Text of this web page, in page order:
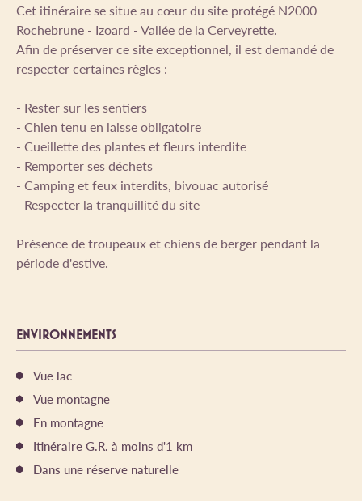
Cet itinéraire se situe au cœur du site protégé N2000
Rochebrune - Izoard - Vallée de la Cerveyrette.
Afin de préserver ce site exceptionnel, il est demandé de
respecter certaines règles :
- Rester sur les sentiers
- Chien tenu en laisse obligatoire
- Cueillette des plantes et fleurs interdite
- Remporter ses déchets
- Camping et feux interdits, bivouac autorisé
- Respecter la tranquillité du site
Présence de troupeaux et chiens de berger pendant la
période d'estive.
ENVIRONNEMENTS
Vue lac
Vue montagne
En montagne
Itinéraire G.R. à moins d'1 km
Dans une réserve naturelle